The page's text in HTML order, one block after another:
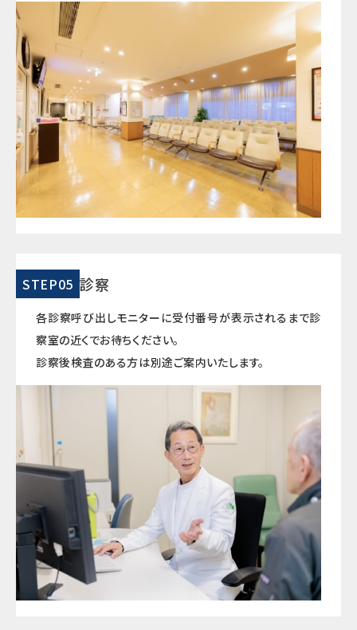
STEP05 診察
各診察呼び出しモニターに受付番号が表示されるまで診
察室の近くでお待ちください。
診察後検査のある方は別途ご案内いたします。